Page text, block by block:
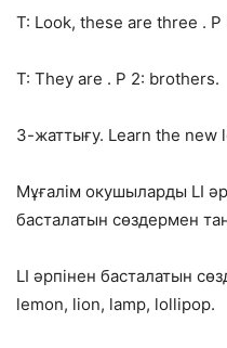
Т: Look, these are three .
T: They are . P 2: brothers.
3-жаттығу. Learn the new
Мұғалім окушыларды LI
басталатын сөздермен
LI әрпінен басталатын
lemon, lion, lamp, lollipop.